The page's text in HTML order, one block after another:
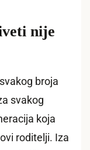
nije
broja
svakog
koja
roditelji. Iza